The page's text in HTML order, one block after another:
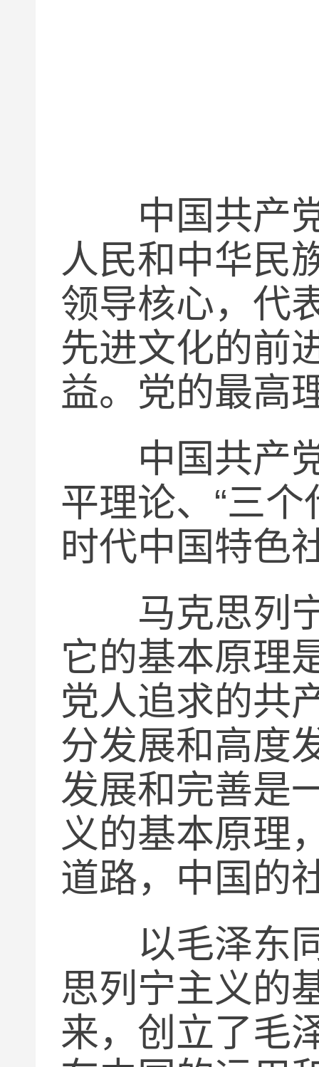
中国共产党
人民和中华民
领导核心，代
先进文化的前
益。党的最高
中国共产党
平理论、 “三个
时代中国特色
马克思列宁
它的基本原理
党人追求的共
分发展和高度
发展和完善是
义的基本原理
道路，中国的
以毛泽东同
思列宁主义的
来，创立了毛